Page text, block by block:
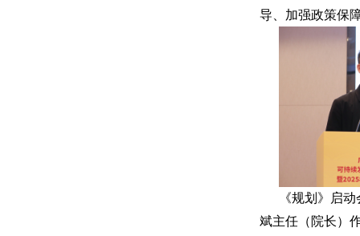
导、加强政策保
《规划》启
斌主任（院长）